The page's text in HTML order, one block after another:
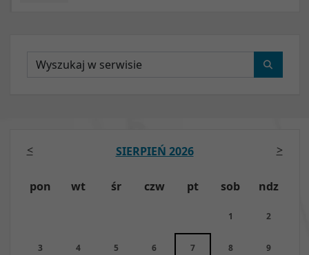
Wyszukaj
SIERPIEŃ 2026
pon wt śr czw pt sob ndz
1 2
3 4 5 6 7 8 9
< >